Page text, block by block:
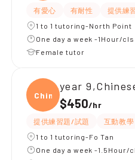
有愛心 有耐性 提供練
1 to 1 tutoring-North Point
One day a week -1Hour/cls
Female tutor
Chine
year
$450/hr
提供練習題/試題 互動教學
1 to 1 tutoring-Fo Tan
One day a week -1.5Hour/